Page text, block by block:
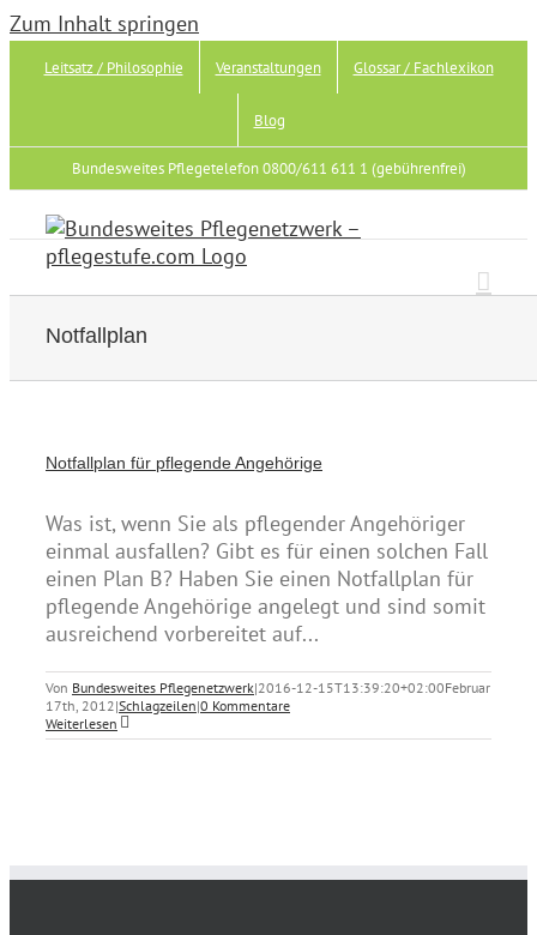
Zum Inhalt springen
Leitsatz / Philosophie Veranstaltungen Glossar / Fachlexikon
Blog
Bundesweites Pflegetelefon 0800/611 611 1 (gebührenfrei)
Notfallplan
Notfallplan für pflegende Angehörige
Was ist, wenn Sie als pflegender Angehöriger
einmal ausfallen? Gibt es für einen solchen Fall
einen Plan B? Haben Sie einen Notfallplan für
pflegende Angehörige angelegt und sind somit
ausreichend vorbereitet auf...
Von Bundesweites Pflegenetzwerk|2016-12-15T13:39:20+02:00Februar
17th, 2012|Schlagzeilen|0 Kommentare
Weiterlesen